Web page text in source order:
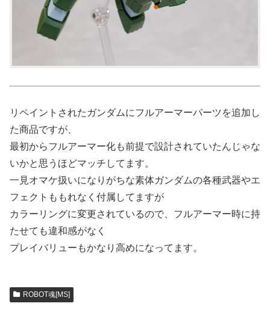
リペイントされたガンダムにフルアーマーパーツを追加し
た商品ですが、
最初からフルアーマー化も前提で設計されていたんじゃな
いかと思うほどマッチしてます。
一見オマケ扱いになりがちな素体ガンダムの各種武器やエ
フェクトももれなく付属してますが
カラーリングに変更されているので、フルアーマー時に持
たせても違和感がなく
プレイバリューもかなり高めになってます。
ROBOT魂[MS]